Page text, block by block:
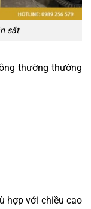
sắt
thường thường
hợp với chiều cao